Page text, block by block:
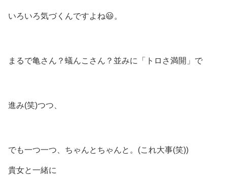
いろいろ気づくんですよね😃。
まるで亀さん？蟻んこさん？並みに「トロさ満開」で
進み(笑)つつ、
でも一つ一つ、ちゃんとちゃんと。(これ大事(笑))
貴女と一緒に